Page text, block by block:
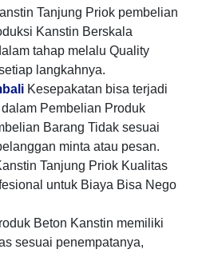
Tanjung Priok pembelian
Kanstin Berskala
tahap melalu Quality
langkahnya.
Kesepakatan bisa terjadi
Pembelian Produk
Barang Tidak sesuai
minta atau pesan.
Tanjung Priok Kualitas
untuk Biaya Bisa Nego
Beton Kanstin memiliki
sesuai penempatanya,